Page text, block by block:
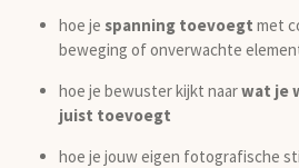
hoe je spanning toevoegt met
beweging of onverwachte
hoe je bewuster kijkt naarwat je
juist toevoegt
hoe je jouw eigen fotografische